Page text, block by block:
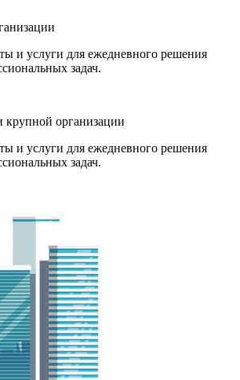
и услуги для ежедневного решения
задач.
крупной организации
и услуги для ежедневного решения
задач.